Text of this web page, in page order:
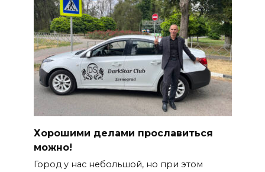
Хорошими делами прославиться
можно!
Город у нас небольшой, но при этом